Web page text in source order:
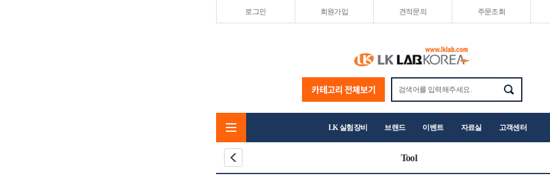
로그인 회원가입 견적문의 주문조회
LK 실험장비 브랜드 이벤트 자료실 고객센터
Tool